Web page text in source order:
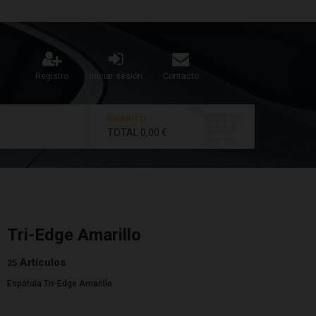
Registro Iniciar sesión Contacto
CARRITO
TOTAL 0,00 €
Tri-Edge Amarillo
25 Artículos
Espátula Tri-Edge Amarillo